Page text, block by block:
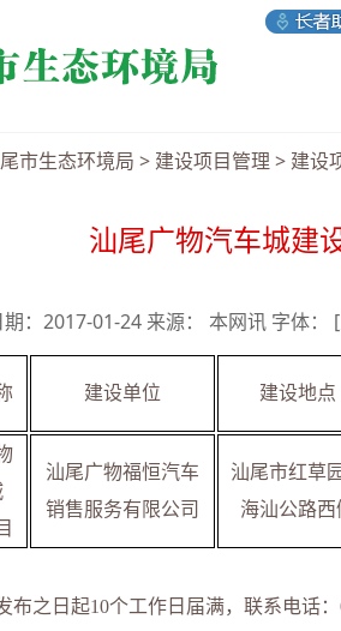
市生态环境局 > 建设项目管理 > 建设
汕尾广物汽车城建
：2017-01-24 来源： 本网讯 字体：
建设单位 建设地点
汕尾广物福恒汽车
销售服务有限公司
汕尾市红草
海汕公路西
布之日起10个工作日届满，联系电话：